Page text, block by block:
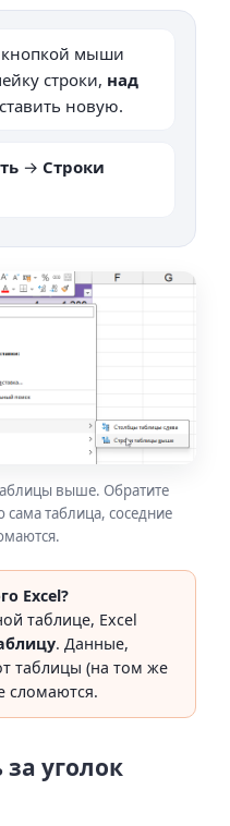
кнопкой мыши
строки, над
новую.
→ Строки
выше. Обратите
сама таблица, соседние
Excel?
таблице, Excel
. Данные,
таблицы (на том же
сломаются.
уголок